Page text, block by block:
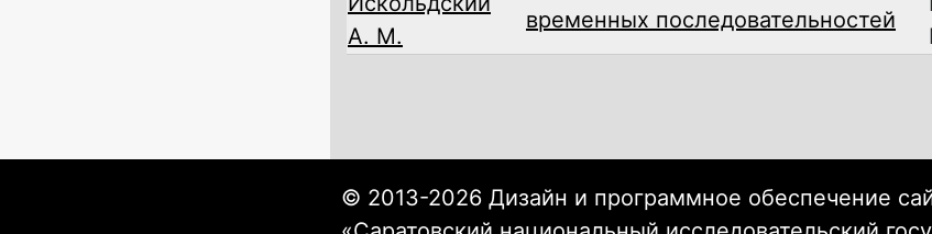
А. М.
временных последовательностей
© 2013-2026 Дизайн и программное обеспечение